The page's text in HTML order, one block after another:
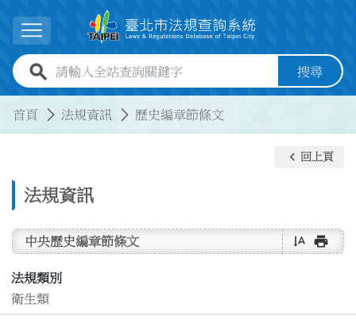
展開選單
全站查詢關鍵字欄位 搜尋
首頁 法規資訊 歷史編章節條文
法規資訊
keyboard_arrow_left 回上頁
中央歷史編章節條文 text_rotate_vertical print
法規類別
衛生類